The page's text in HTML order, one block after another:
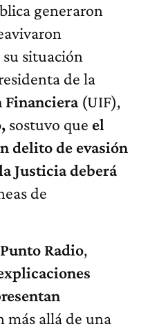
generaron
situación
de la
(UIF),
sostuvo que el
delito de evasión
Justicia deberá
de
Radio,
más allá de una